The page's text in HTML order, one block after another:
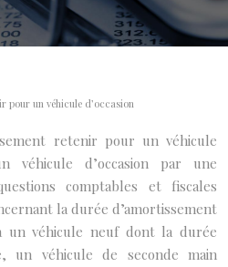
pour un véhicule d’occasion
retenir pour un véhicule
véhicule d’occasion par une
comptables et fiscales
la durée d’amortissement
un véhicule neuf dont la durée
un véhicule de seconde main